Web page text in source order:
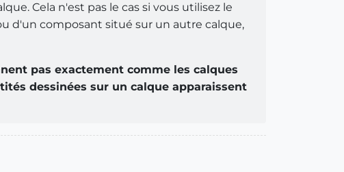
Cela n'est pas le cas si vous utilisez le
d'un composant situé sur un autre calque,
pas exactement comme les calques
dessinées sur un calque apparaissent